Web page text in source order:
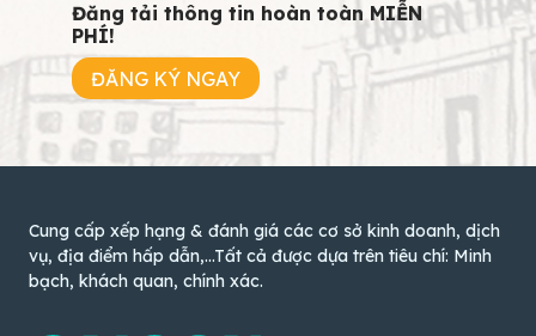
Đăng tải thông tin hoàn toàn MIỄN
PHÍ!
ĐĂNG KÝ NGAY
Cung cấp xếp hạng & đánh giá các cơ sở kinh doanh, dịch
vụ, địa điểm hấp dẫn,...Tất cả được dựa trên tiêu chí: Minh
bạch, khách quan, chính xác.